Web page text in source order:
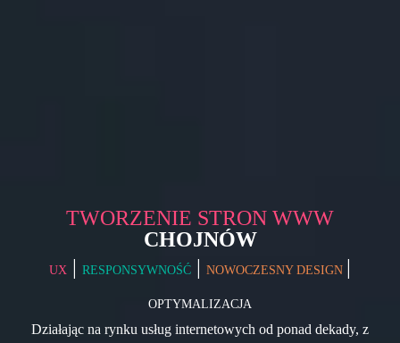
TWORZENIE STRON WWW
CHOJNÓW
UX | RESPONSYWNOŚĆ | NOWOCZESNY DESIGN |
OPTYMALIZACJA
Działając na rynku usług internetowych od ponad dekady, z